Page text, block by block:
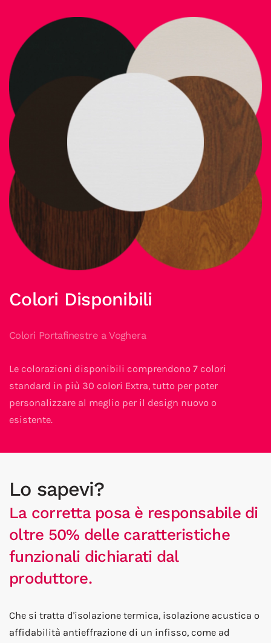
Colori Disponibili
Colori Portafinestre a Voghera
Le colorazioni disponibili comprendono 7 colori
standard in più 30 colori Extra, tutto per poter
personalizzare al meglio per il design nuovo o
esistente.
Lo sapevi?
La corretta posa è responsabile di
oltre 50% delle caratteristiche
funzionali dichiarati dal
produttore.
Che si tratta d'isolazione termica, isolazione acustica o
affidabilità antieffrazione di un infisso, come ad